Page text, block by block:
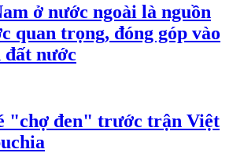
ở nước ngoài là nguồn
quan trọng, đóng góp vào
nước
"chợ đen" trước trận Việt